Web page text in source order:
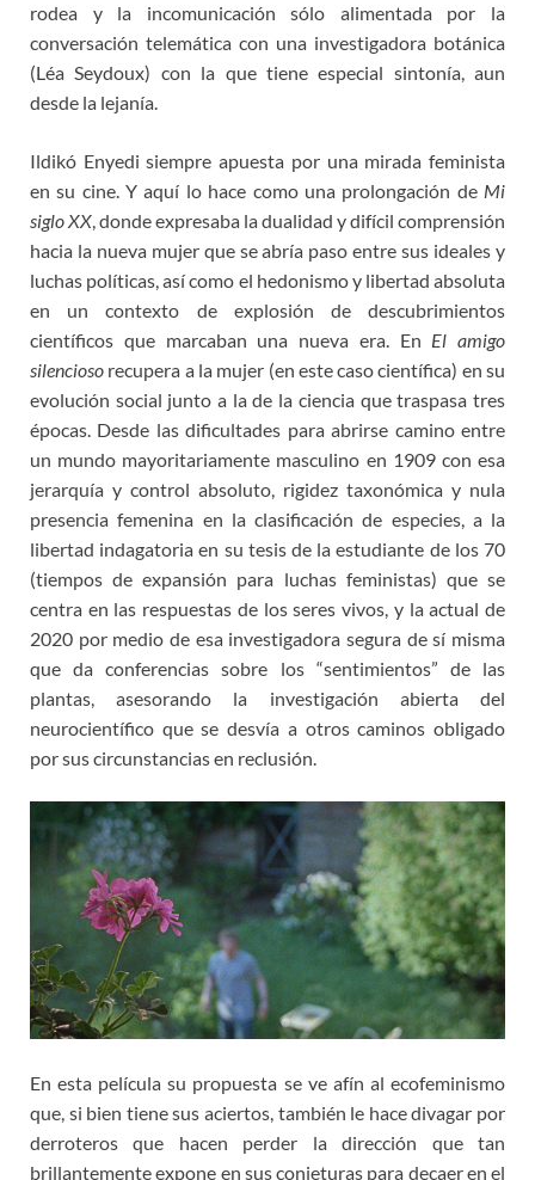
rodea y la incomunicación sólo alimentada por la
conversación telemática con una investigadora botánica
(Léa Seydoux) con la que tiene especial sintonía, aun
desde la lejanía.
Ildikó Enyedi siempre apuesta por una mirada feminista
en su cine. Y aquí lo hace como una prolongación de Mi
siglo XX, donde expresaba la dualidad y difícil comprensión
hacia la nueva mujer que se abría paso entre sus ideales y
luchas políticas, así como el hedonismo y libertad absoluta
en un contexto de explosión de descubrimientos
científicos que marcaban una nueva era. En El amigo
silencioso recupera a la mujer (en este caso científica) en su
evolución social junto a la de la ciencia que traspasa tres
épocas. Desde las dificultades para abrirse camino entre
un mundo mayoritariamente masculino en 1909 con esa
jerarquía y control absoluto, rigidez taxonómica y nula
presencia femenina en la clasificación de especies, a la
libertad indagatoria en su tesis de la estudiante de los 70
(tiempos de expansión para luchas feministas) que se
centra en las respuestas de los seres vivos, y la actual de
2020 por medio de esa investigadora segura de sí misma
que da conferencias sobre los “sentimientos” de las
plantas, asesorando la investigación abierta del
neurocientífico que se desvía a otros caminos obligado
por sus circunstancias en reclusión.
En esta película su propuesta se ve afín al ecofeminismo
que, si bien tiene sus aciertos, también le hace divagar por
derroteros que hacen perder la dirección que tan
brillantemente expone en sus conjeturas para decaer en el